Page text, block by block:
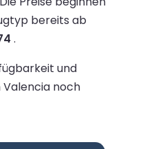
bereits ab
.
und
Valencia noch